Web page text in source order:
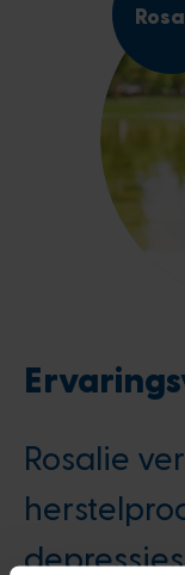
Rosalie
depressies